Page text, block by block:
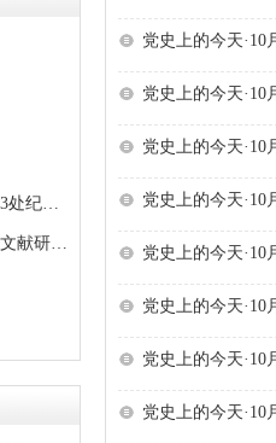
咸阳市长武县亭北村革命活动旧址等3处纪念场馆被授予...
我市两部党史短视频荣获中央党史和文献研究院表彰
党史上的今天·10
党史上的今天·10
党史上的今天·10
党史上的今天·10
党史上的今天·10
党史上的今天·10
党史上的今天·10
党史上的今天·10